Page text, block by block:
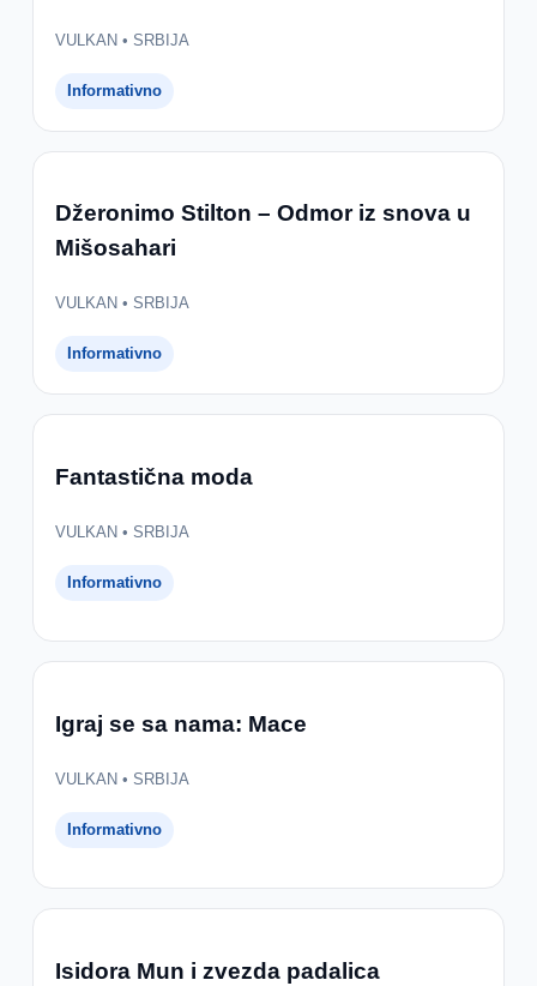
VULKAN • SRBIJA
Informativno
Džeronimo Stilton – Odmor iz snova u
Mišosahari
VULKAN • SRBIJA
Informativno
Fantastična moda
VULKAN • SRBIJA
Informativno
Igraj se sa nama: Mace
VULKAN • SRBIJA
Informativno
Isidora Mun i zvezda padalica